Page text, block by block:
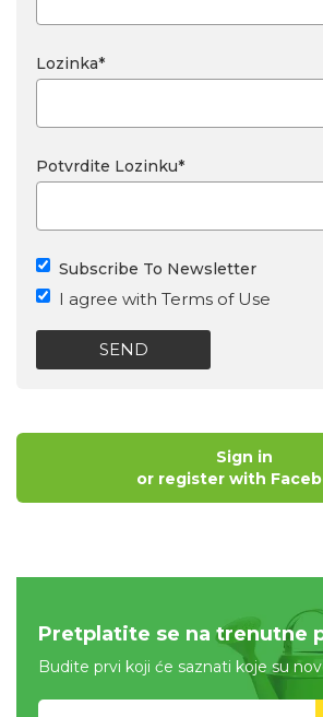
Lozinka*
Potvrdite Lozinku*
Subscribe To Newsletter
I agree with Terms of Use
SEND
Sign in
or register with
Pretplatite se na trenutne
Budite prvi koji će saznati koje su